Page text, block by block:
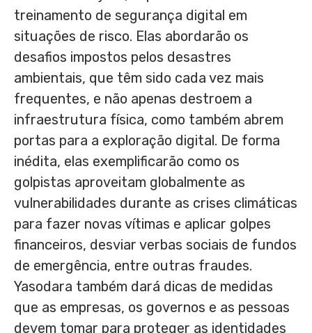
treinamento de segurança digital em
situações de risco. Elas abordarão os
desafios impostos pelos desastres
ambientais, que têm sido cada vez mais
frequentes, e não apenas destroem a
infraestrutura física, como também abrem
portas para a exploração digital. De forma
inédita, elas exemplificarão como os
golpistas aproveitam globalmente as
vulnerabilidades durante as crises climáticas
para fazer novas vítimas e aplicar golpes
financeiros, desviar verbas sociais de fundos
de emergência, entre outras fraudes.
Yasodara também dará dicas de medidas
que as empresas, os governos e as pessoas
devem tomar para proteger as identidades